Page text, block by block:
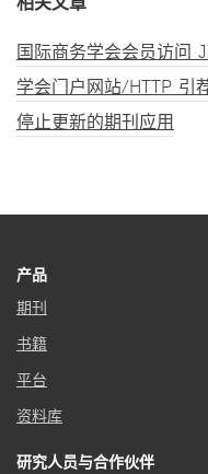
国际商务学会会员访问
学会门户网站/HTTP 引
停止更新的期刊应用
产品
期刊
书籍
平台
资料库
研究人员与合作伙伴